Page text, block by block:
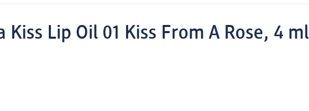
Kiss Lip Oil 01 Kiss From A Rose, 4 ml